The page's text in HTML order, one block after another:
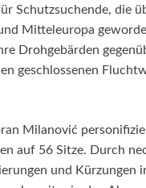
Schutzsuchende, die
Mitteleuropa
Drohgebärden
geschlossenen
Milanović
auf 56 Sitze. Durch
und Kürzungen